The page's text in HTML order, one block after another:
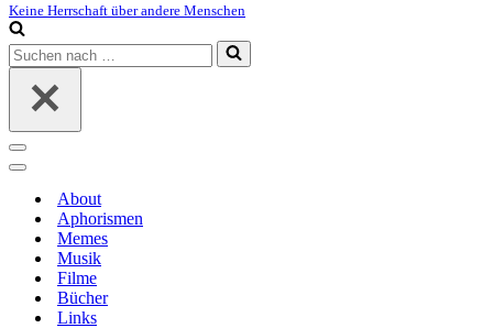
Keine Herrschaft über andere Menschen
Suchen
nach …
Navigations-
Menü
Navigations-
About
Aphorismen
Memes
Musik
Filme
Bücher
Links